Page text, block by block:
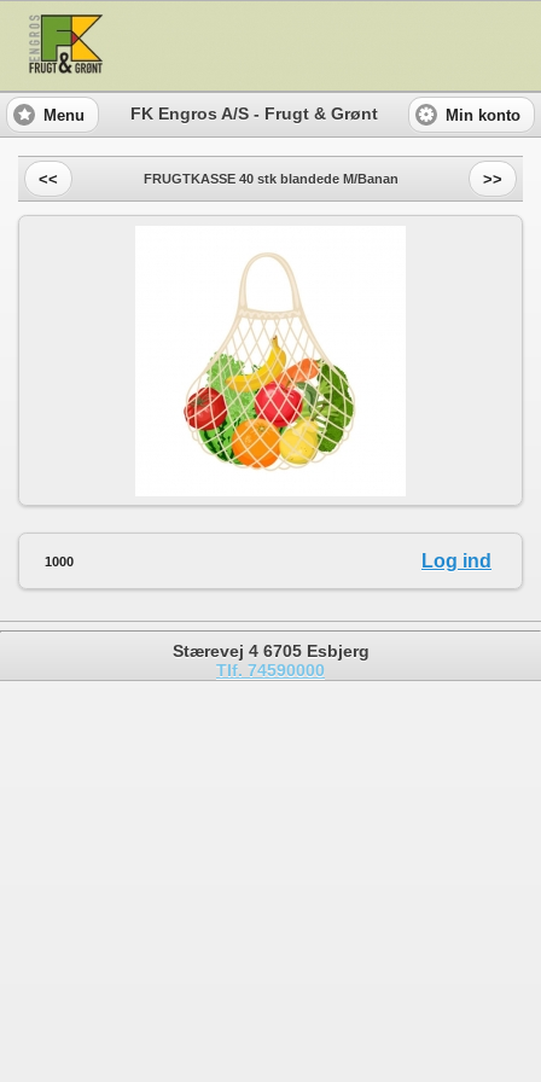
Menu FK Engros A/S - Frugt & Grønt Min konto
<< FRUGTKASSE 40 stk blandede M/Banan >>
1000 Log ind
Stærevej 4 6705 Esbjerg
Tlf. 74590000